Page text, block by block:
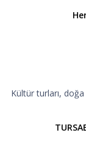
Kültür turları,